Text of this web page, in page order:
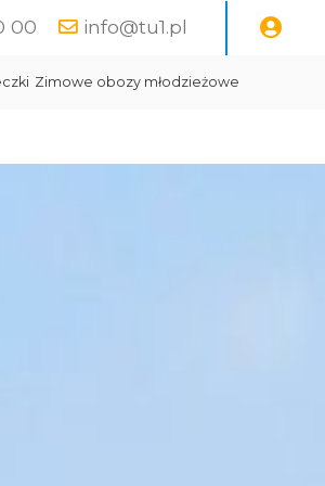
00 info@tu1.pl
Zimowe obozy młodzieżowe